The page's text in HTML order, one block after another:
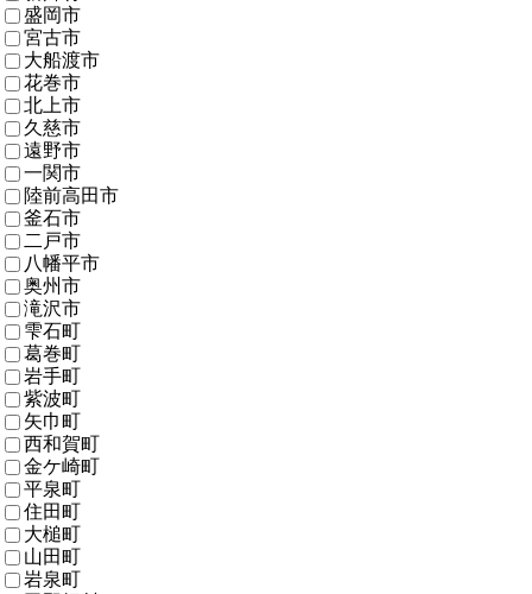
盛岡市
宮古市
大船渡市
花巻市
北上市
久慈市
遠野市
一関市
陸前高田市
釜石市
二戸市
八幡平市
奥州市
滝沢市
雫石町
葛巻町
岩手町
紫波町
矢巾町
西和賀町
金ケ崎町
平泉町
住田町
大槌町
山田町
岩泉町